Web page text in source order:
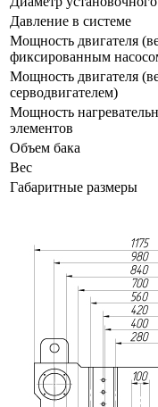
Давление в системе
Мощность двигателя
фиксированным
Мощность двигателя
серводвигателем)
Мощность
элементов
Объем бака
Вес
Габаритные размеры